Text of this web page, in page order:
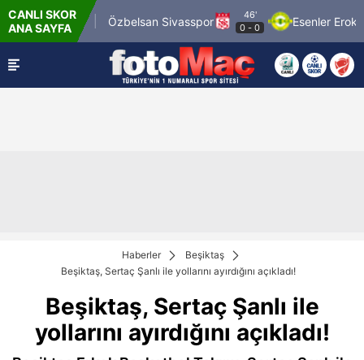
CANLI SKOR
ANA SAYFA
1969 Spor Özbelsan Sivasspor
46'
0- Esenler Erokspor
Haberler
Beşiktaş
Beşiktaş, Sertaç Şanlı ile yollarını ayırdığını açıkladı!
Beşiktaş, Sertaç Şanlı ile
yollarını ayırdığını açıkladı!